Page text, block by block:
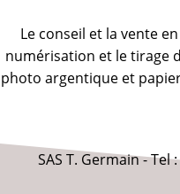
Le conseil et la vente
numérisation et le tirage
photo argentique et
SAS T. Germain -